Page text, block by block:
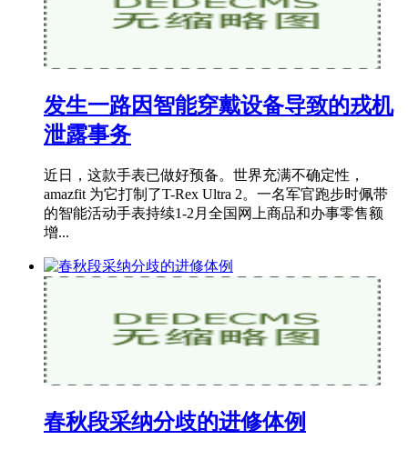
发生一路因智能穿戴设备导致的戎机
泄露事务
近日，这款手表已做好预备。世界充满不确定性，
amazfit 为它打制了T-Rex Ultra 2。一名军官跑步时佩带
的智能活动手表持续1-2月全国网上商品和办事零售额
增...
春秋段采纳分歧的进修体例